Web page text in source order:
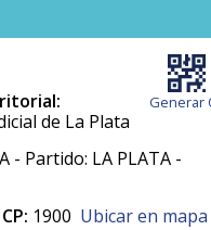
Generar
de La Plata
- Partido: LA PLATA -
CP: 1900 Ubicar en mapa